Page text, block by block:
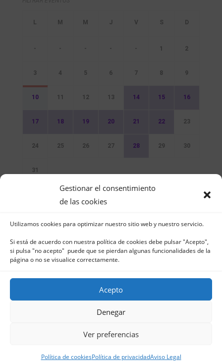
Gestionar el consentimiento
de las cookies
Utilizamos cookies para optimizar nuestro sitio web y nuestro servicio.
Si está de acuerdo con nuestra política de cookies debe pulsar "Acepto",
si pulsa "no acepto" puede que se pierdan algunas funcionalidades de la
página o no se visualice correctamente.
Acepto
Denegar
Ver preferencias
Política de cookiesPolítica de privacidadAviso Legal
- - - - - 1 2
3 4 5 6 7 8 9
10 11 12 13 14 15 16
17 18 19 20 21 22 23
24 25 26 27 28 29 30
31
Sin Eventos
Club Naútico de Jávea - Muelle Norte s/n |
03730 Jávea – España | Tel. 965 791 025 | Fax.
965 796 008 | info@cnjavea.net
de Cookies